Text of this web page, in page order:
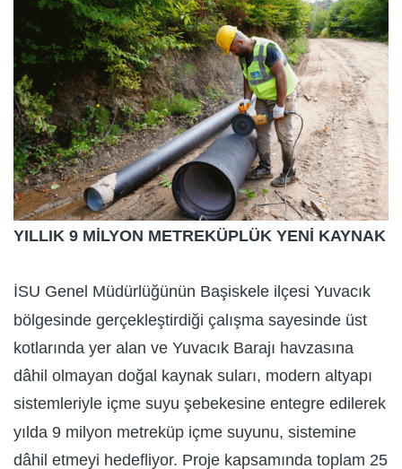
YILLIK 9 MİLYON METREKÜPLÜK YENİ KAYNAK
İSU Genel Müdürlüğünün Başiskele ilçesi Yuvacık
bölgesinde gerçekleştirdiği çalışma sayesinde üst
kotlarında yer alan ve Yuvacık Barajı havzasına
dâhil olmayan doğal kaynak suları, modern altyapı
sistemleriyle içme suyu şebekesine entegre edilerek
yılda 9 milyon metreküp içme suyunu, sistemine
dâhil etmeyi hedefliyor. Proje kapsamında toplam 25